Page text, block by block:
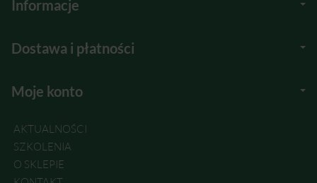
Informacje
Dostawa i płatności
Moje konto
AKTUALNOŚCI
SZKOLENIA
O SKLEPIE